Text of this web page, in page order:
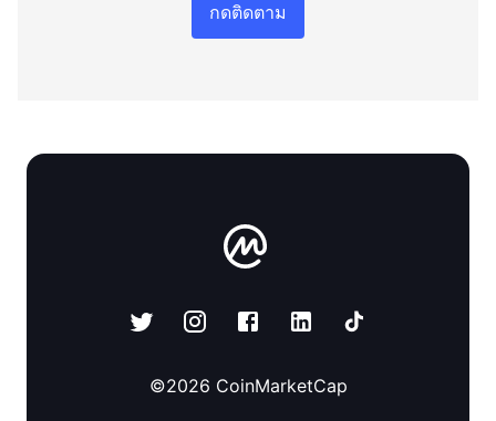
กดติดตาม
©2026 CoinMarketCap